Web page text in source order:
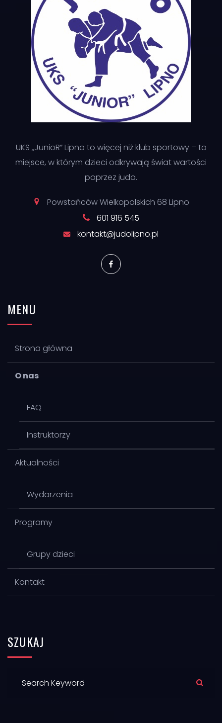
UKS „JunioR” Lipno to więcej niż klub sportowy – to
miejsce, w którym dzieci odkrywają świat wartości
poprzez judo.
Powstańców Wielkopolskich 68 Lipno
601 916 545
kontakt@judolipno.pl
MENU
Strona główna
O nas
FAQ
Instruktorzy
Aktualności
Wydarzenia
Programy
Grupy dzieci
Kontakt
SZUKAJ